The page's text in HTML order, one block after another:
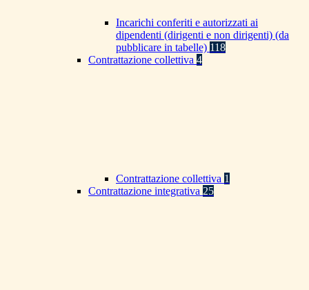
Incarichi conferiti e autorizzati ai
dipendenti (dirigenti e non dirigenti) (da
pubblicare in tabelle) 118
Contrattazione collettiva 4
Contrattazione collettiva 1
Contrattazione integrativa 25